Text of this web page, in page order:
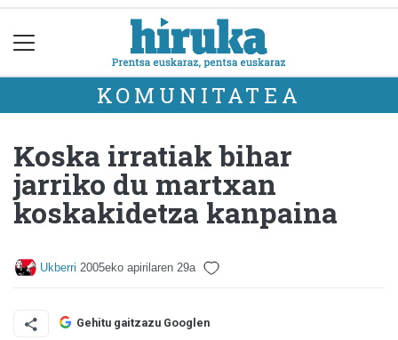
KOMUNITATEA
Koska irratiak bihar
jarriko du martxan
koskakidetza kanpaina
Ukberri 2005eko apirilaren 29a
Gehitu gaitzazu Googlen